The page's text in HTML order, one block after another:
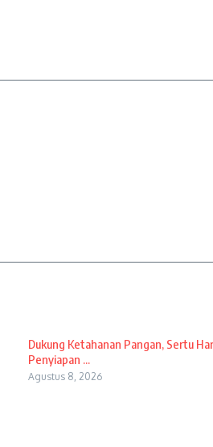
Dukung Ketahanan Pangan, Sertu
Penyiapan ...
Agustus 8, 2026